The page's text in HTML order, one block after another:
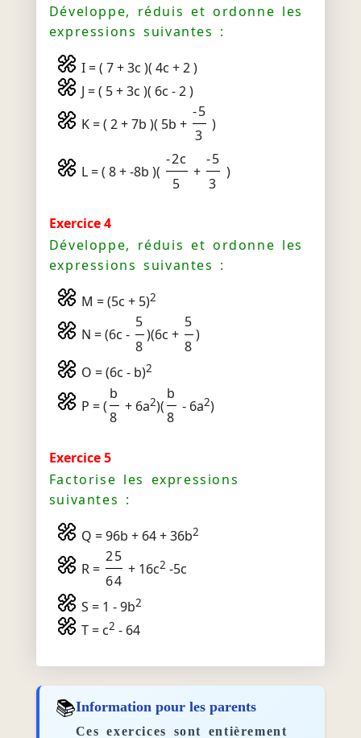
Développe, réduis et ordonne les
expressions suivantes :
I = ( 7 + 3c )( 4c + 2 )
J = ( 5 + 3c )( 6c - 2 )
K = ( 2 + 7b )( 5b +
-5
3
)
L = ( 8 + -8b )(
-2c
5
+
-5
3
)
Exercice 4
Développe, réduis et ordonne les
expressions suivantes :
M = (5c + 5)2
N = (6c -
5
8
)(6c +
5
8
)
O = (6c - b)2
P = (
b
8
+ 6a2)(
b
8
- 6a2)
Exercice 5
Factorise les expressions
suivantes :
Q = 96b + 64 + 36b2
R =
25
64
+ 16c2 -5c
S = 1 - 9b2
T = c2 - 64
📚Information pour les parents
Ces exercices sont entièrement